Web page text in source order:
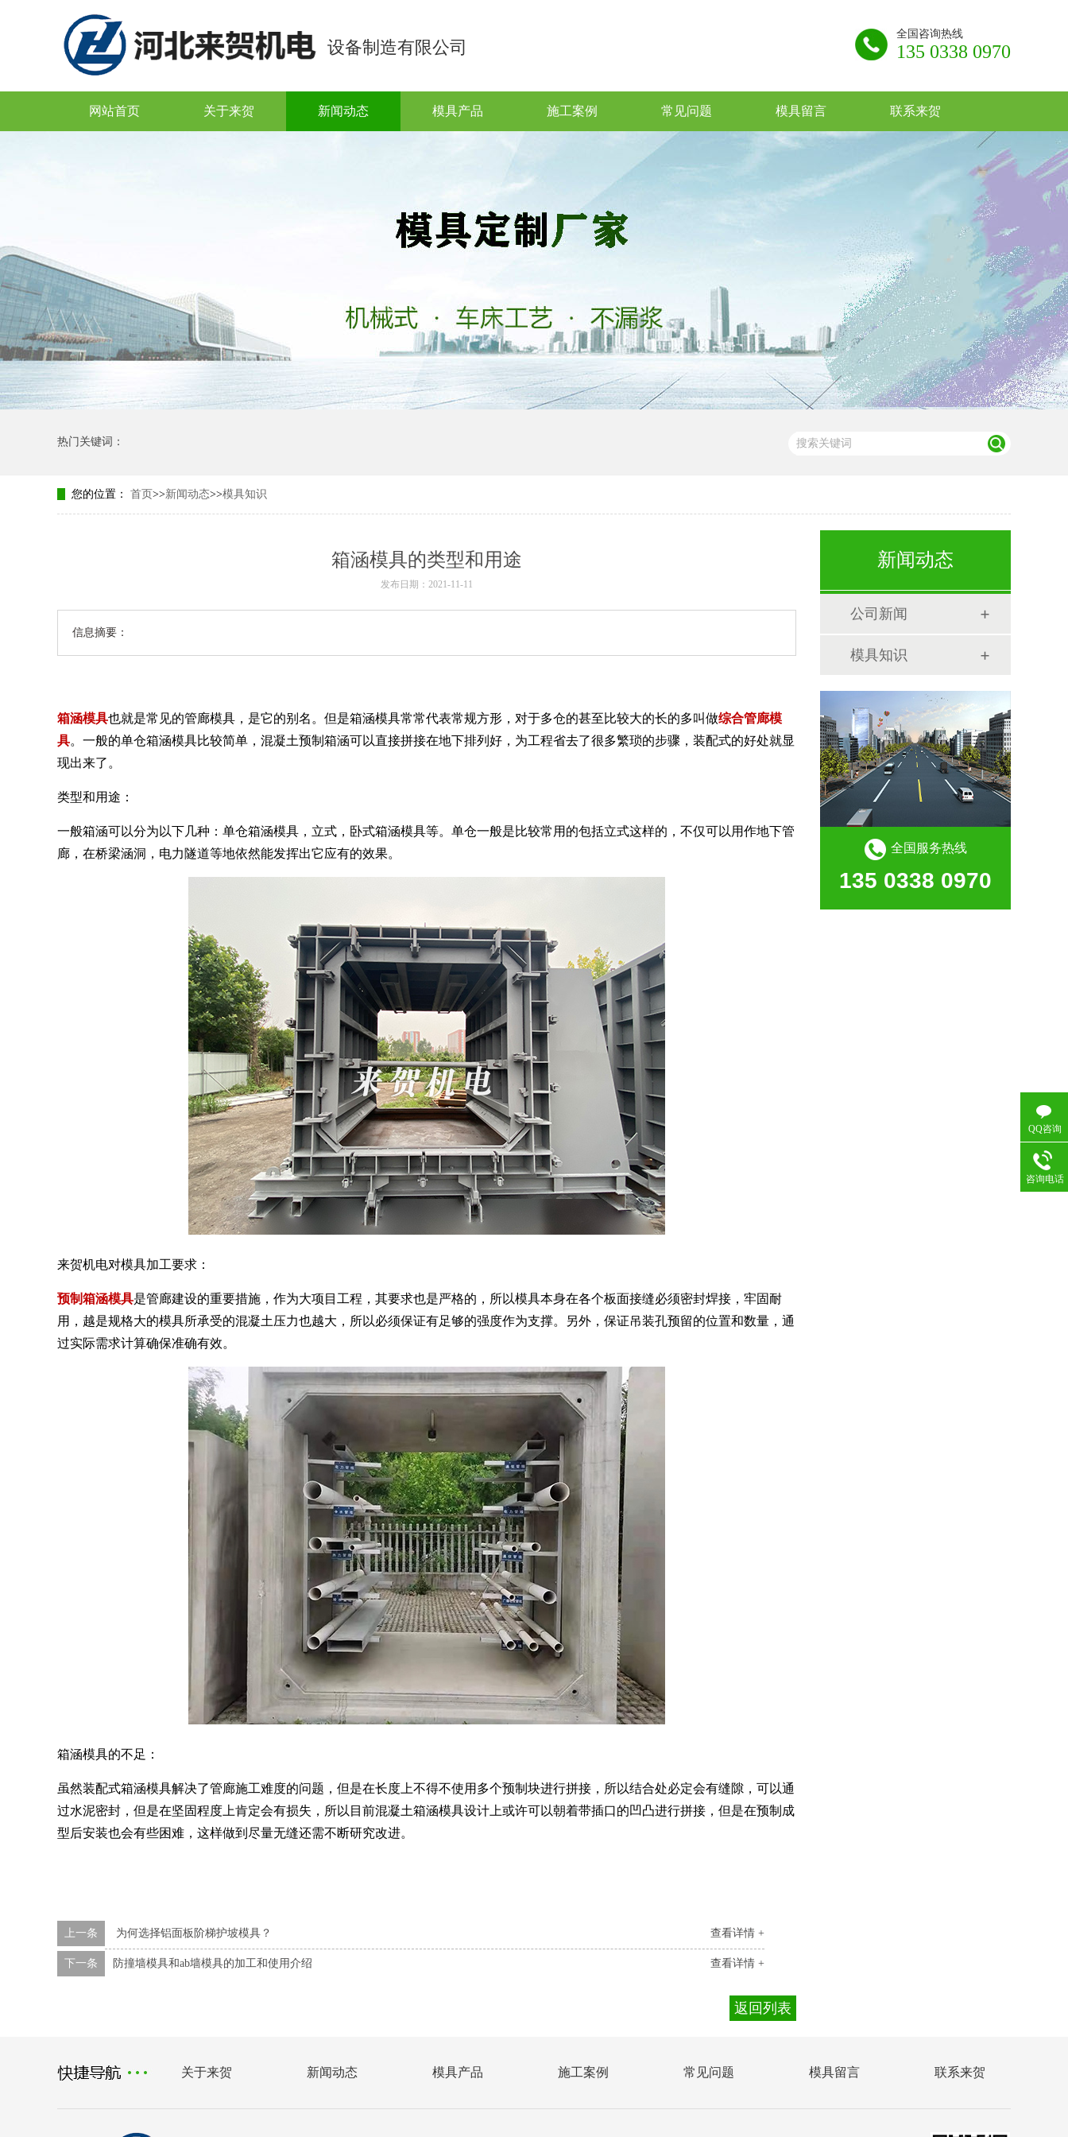
设备制造有限公司
全国咨询热线
135 0338 0970
网站首页 关于来贺 新闻动态 模具产品 施工案例 常见问题 模具留言 联系来贺
热门关键词：
您的位置： 首页 >>新闻动态>>模具知识
箱涵模具的类型和用途
发布日期：2021-11-11
信息摘要：
箱涵模具也就是常见的管廊模具，是它的别名。但是箱涵模具常常代表常规方形，对于多仓的甚至比较大的长的多叫做综合管廊模
具。一般的单仓箱涵模具比较简单，混凝土预制箱涵可以直接拼接在地下排列好，为工程省去了很多繁琐的步骤，装配式的好处就显
现出来了。
类型和用途：
一般箱涵可以分为以下几种：单仓箱涵模具，立式，卧式箱涵模具等。单仓一般是比较常用的包括立式这样的，不仅可以用作地下管
廊，在桥梁涵洞，电力隧道等地依然能发挥出它应有的效果。
来贺机电对模具加工要求：
预制箱涵模具是管廊建设的重要措施，作为大项目工程，其要求也是严格的，所以模具本身在各个板面接缝必须密封焊接，牢固耐
用，越是规格大的模具所承受的混凝土压力也越大，所以必须保证有足够的强度作为支撑。另外，保证吊装孔预留的位置和数量，通
过实际需求计算确保准确有效。
箱涵模具的不足：
虽然装配式箱涵模具解决了管廊施工难度的问题，但是在长度上不得不使用多个预制块进行拼接，所以结合处必定会有缝隙，可以通
过水泥密封，但是在坚固程度上肯定会有损失，所以目前混凝土箱涵模具设计上或许可以朝着带插口的凹凸进行拼接，但是在预制成
型后安装也会有些困难，这样做到尽量无缝还需不断研究改进。
查看详情 +
上一条 为何选择铝面板阶梯护坡模具？
查看详情 +
下一条 防撞墙模具和ab墙模具的加工和使用介绍
返回列表
新闻动态
公司新闻
模具知识
全国服务热线
135 0338 0970
关于来贺 新闻动态 模具产品 施工案例 常见问题 模具留言 联系来贺
QQ咨询
咨询电话